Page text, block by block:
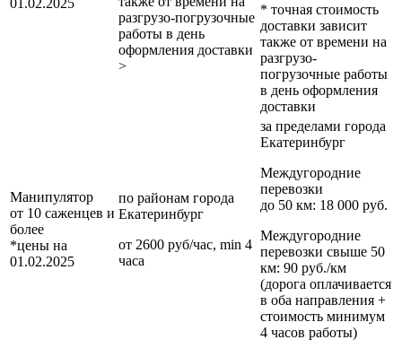
01.02.2025
разгрузо-погрузочные
работы в день
оформления доставки
>
* точная стоимость
доставки зависит
также от времени на
разгрузо-
погрузочные работы
в день оформления
доставки
Манипулятор
от 10 саженцев и
более
*цены на
01.02.2025
по районам города
Екатеринбург
от 2600 руб/час, min 4
часа
за пределами города
Екатеринбург
Междугородние
перевозки
до 50 км: 18 000 руб.
Междугородние
перевозки свыше 50
км: 90 руб./км
(дорога оплачивается
в оба направления +
стоимость минимум
4 часов работы)